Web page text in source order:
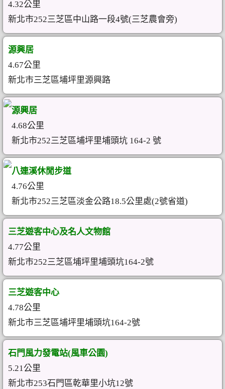
4.32公里
新北市252三芝區中山路一段4號(三芝農會旁)
源興居
4.67公里
新北市三芝區埔坪里源興路
源興居
4.68公里
新北市252三芝區埔坪里埔頭坑 164-2 號
八連溪休閒步道
4.76公里
新北市252三芝區淡金公路18.5公里處(2號省道)
三芝遊客中心及名人文物館
4.77公里
新北市252三芝區埔坪里埔頭坑164-2號
三芝遊客中心
4.78公里
新北市三芝區埔坪里埔頭坑164-2號
石門風力發電站(風車公園)
5.21公里
新北市253石門區乾華里小坑12號